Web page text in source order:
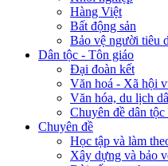
Hàng Việt
Bất động sản
Bảo vệ người tiêu
Dân tộc - Tôn giáo
Đại đoàn kết
Văn hoá - Xã hội
Văn hóa, du lịch
Chuyên đề dân
Chuyên đề
Học tập và làm
Xây dựng và bảo